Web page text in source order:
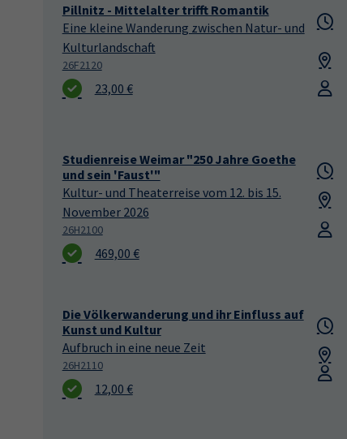
Pillnitz - Mittelalter trifft Romantik
Eine kleine Wanderung zwischen Natur- und
Kulturlandschaft
26F2120
23,00 €
Studienreise Weimar "250 Jahre Goethe
und sein 'Faust'"
Kultur- und Theaterreise vom 12. bis 15.
November 2026
26H2100
469,00 €
Die Völkerwanderung und ihr Einfluss auf
Kunst und Kultur
Aufbruch in eine neue Zeit
26H2110
12,00 €